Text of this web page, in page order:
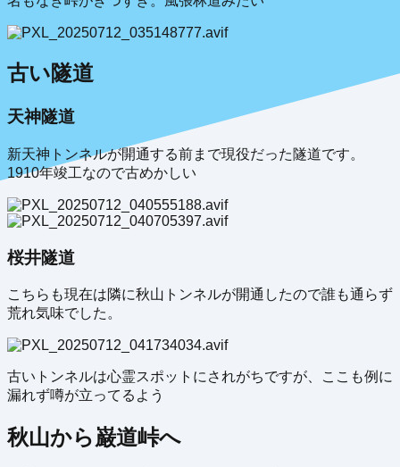
古い隧道
天神隧道
新天神トンネルが開通する前まで現役だった隧道です。
1910年竣工なので古めかしい
桜井隧道
こちらも現在は隣に秋山トンネルが開通したので誰も通らず
荒れ気味でした。
古いトンネルは心霊スポットにされがちですが、ここも例に
漏れず噂が立ってるよう
秋山から巌道峠へ